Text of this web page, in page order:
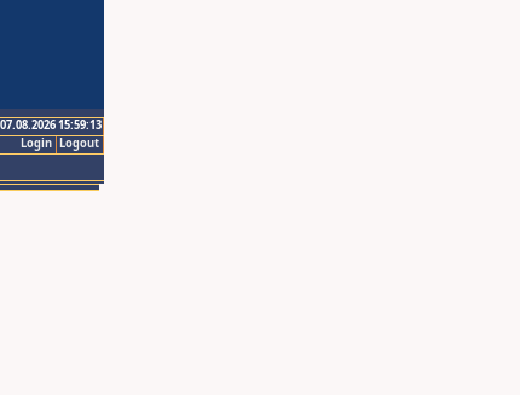
15:59:13
Logout
Login